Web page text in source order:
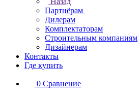
Партнёрам
Дилерам
Комплектаторам
Строительным компаниям
Дизайнерам
Контакты
Где купить
0 Сравнение